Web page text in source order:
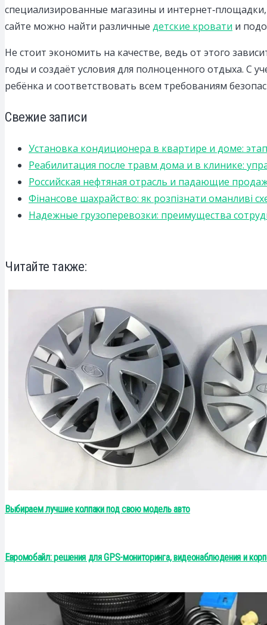
специализированные магазины и
сайте можно найти различные детские кровати и
Не стоит экономить на качестве, ведь от этого
годы и создаёт условия для полноценного отдыха. С
ребёнка и соответствовать всем требованиям
Свежие записи
Установка кондиционера в квартире и доме:
Реабилитация после травм дома и в клинике:
Российская нефтяная отрасль и падающие
Фінансове шахрайство: як розпізнати оманливі
Надежные грузоперевозки: преимущества
Читайте также:
Выбираем лучшие колпаки под свою модель авто
Евромобайл: решения для GPS-мониторинга, видеонаблюдения и